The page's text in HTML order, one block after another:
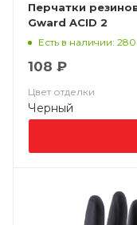
Перчатки
Gward ACID 2
Есть в наличии: 280
108 ₽
Цвет отделки
Черный